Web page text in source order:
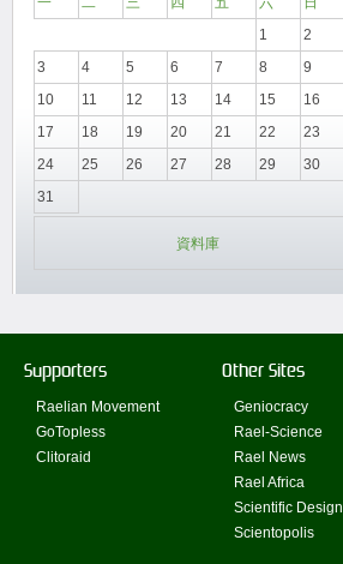
1
2
3
4 5 6 7 8
9
10
11 12 13 14 15
16
17
18 19 20 21 22
23
24
25 26 27 28 29
30
31
資料庫
Supporters
Raelian Movement
GoTopless
Clitoraid
Other Sites
Geniocracy
Rael-Science
Rael News
Rael Africa
Scientific Design
Scientopolis